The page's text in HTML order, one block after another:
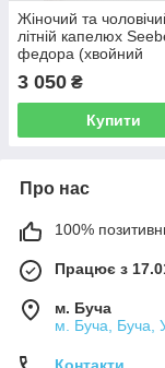
Жіночий та
літній капелюх
федора (хвойний
соломки, капелюх з
регулятором
3 050 ₴
Купити
Про нас
100%
Працює з
м. Буча
м. Буча, Буча,
Контакти